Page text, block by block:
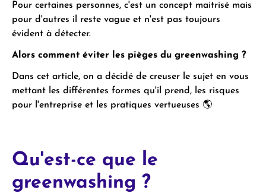
Pour certaines personnes, c'est un concept maitrisé mais
pour d'autres il reste vague et n'est pas toujours
évident à détecter.
Alors comment éviter les pièges du greenwashing ?
Dans cet article, on a décidé de creuser le sujet en vous
mettant les différentes formes qu'il prend, les risques
pour l'entreprise et les pratiques vertueuses 🌎
Qu'est-ce que le
greenwashing ?